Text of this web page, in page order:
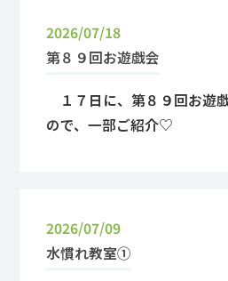
2026/07/18
第８９回お遊戯会
１７日に、第８９回お遊
ので、一部ご紹介♡
2026/07/09
水慣れ教室①